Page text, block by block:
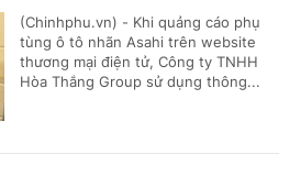
(Chinhphu.vn) - Khi quảng cáo phụ
tùng ô tô nhãn Asahi trên website
thương mại điện tử, Công ty TNHH
Hòa Thắng Group sử dụng thông...